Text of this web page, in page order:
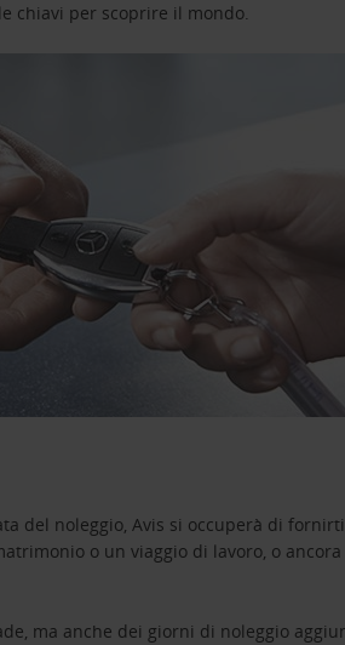
chiavi per scoprire il mondo.
del noleggio, Avis si occuperà di
o un viaggio di lavoro, o
ma anche dei giorni di noleggio